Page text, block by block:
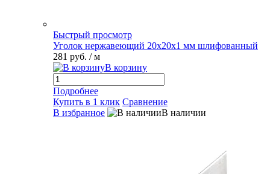
Быстрый просмотр
Уголок нержавеющий 20х20х1 мм шлифованный
281 руб. / м
В корзину
Подробнее
Купить в 1 клик Сравнение
В избранное
В наличии